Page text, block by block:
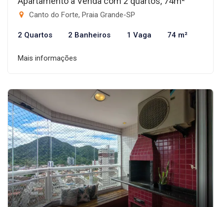
Canto do Forte, Praia Grande-SP
2 Quartos 2 Banheiros 1 Vaga 74 m²
Mais informações